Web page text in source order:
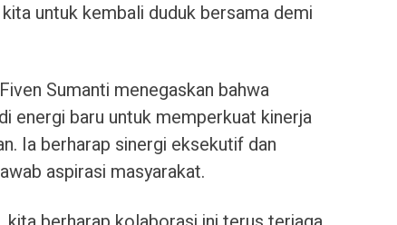
untuk kembali duduk bersama demi
Sumanti menegaskan bahwa
energi baru untuk memperkuat kinerja
Ia berharap sinergi eksekutif dan
aspirasi masyarakat.